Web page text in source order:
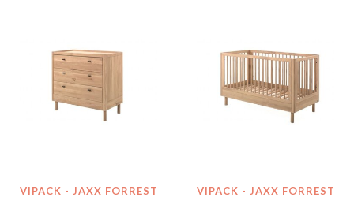
VIPACK - JAXX FORREST
VIPACK - JAXX FORREST